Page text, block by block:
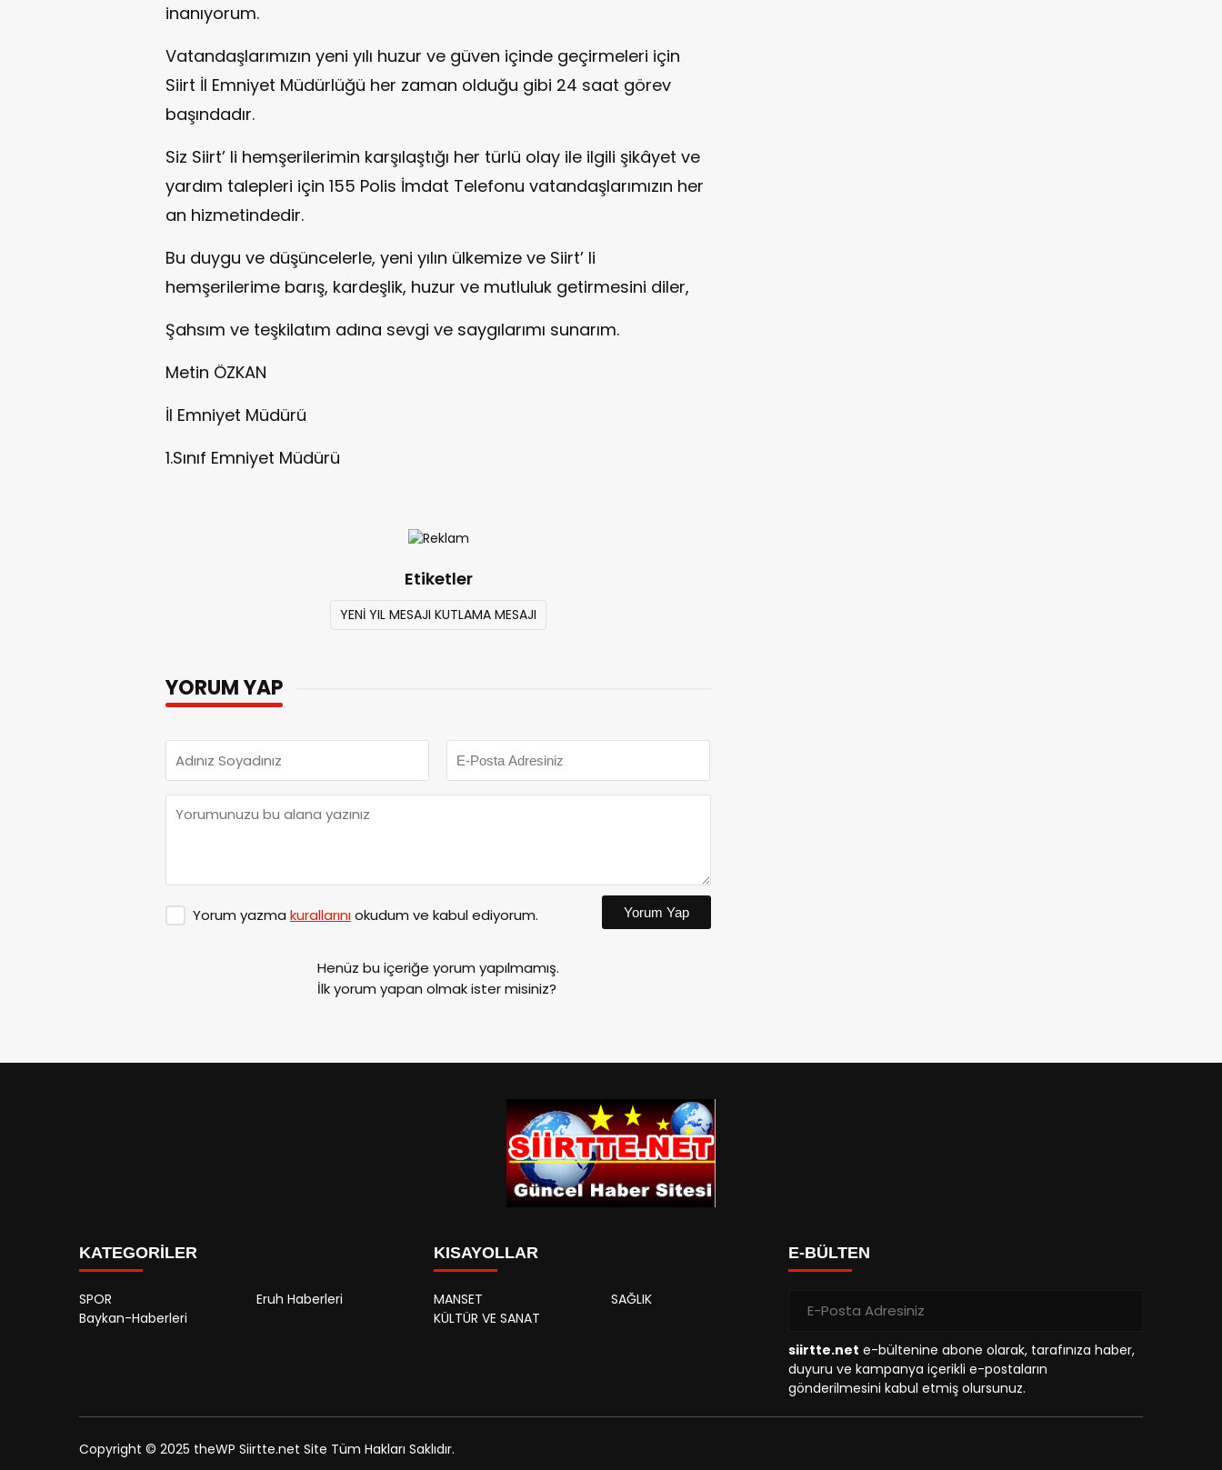
inanıyorum.
Vatandaşlarımızın yeni yılı huzur ve güven içinde geçirmeleri için
Siirt İl Emniyet Müdürlüğü her zaman olduğu gibi 24 saat görev
başındadır.
Siz Siirt’ li hemşerilerimin karşılaştığı her türlü olay ile ilgili şikâyet ve
yardım talepleri için 155 Polis İmdat Telefonu vatandaşlarımızın her
an hizmetindedir.
Bu duygu ve düşüncelerle, yeni yılın ülkemize ve Siirt’ li
hemşerilerime barış, kardeşlik, huzur ve mutluluk getirmesini diler,
Şahsım ve teşkilatım adına sevgi ve saygılarımı sunarım.
Metin ÖZKAN
İl Emniyet Müdürü
1.Sınıf Emniyet Müdürü
Etiketler
YENİ YIL MESAJI KUTLAMA MESAJI
YORUM YAP
Yorum yazma kurallarınıokudum ve kabul ediyorum. Yorum Yap
Henüz bu içeriğe yorum yapılmamış.
İlk yorum yapan olmak ister misiniz?
KATEGORİLER
SPOR
Eruh Haberleri
Baykan-Haberleri
KISAYOLLAR
MANSET
SAĞLIK
KÜLTÜR VE SANAT
E-BÜLTEN
siirtte.net e-bültenine abone olarak, tarafınıza haber,
duyuru ve kampanya içerikli e-postaların
gönderilmesini kabul etmiş olursunuz.
Copyright © 2025 theWP Siirtte.net Site Tüm Hakları Saklıdır.